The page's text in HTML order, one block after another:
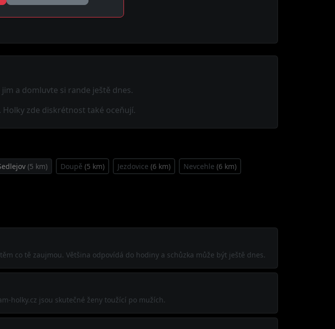
a domluvte si rande ještě dnes.
zde diskrétnost také oceňují.
(5 km) Doupě (5 km) Jezdovice (6 km) Nevcehle (6 km)
co tě zaujmou. Většina odpovídá do hodiny a schůzka může být ještě dnes.
holky.cz jsou skutečné ženy toužící po mužích.